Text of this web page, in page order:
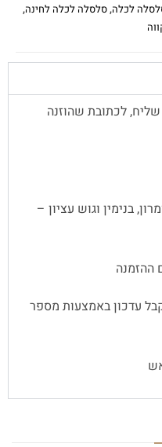
לכלה,סלסלה לכלה לחינה,
לכתובת שהוזנה
בנימין וגוש עציון –
עדכון באמצעות מספר